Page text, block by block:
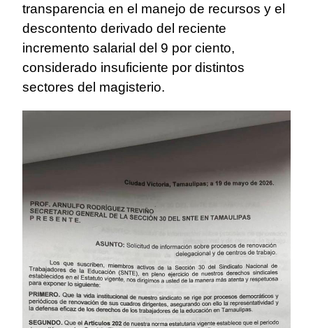
transparencia en el manejo de recursos y el
descontento derivado del reciente
incremento salarial del 9 por ciento,
considerado insuficiente por distintos
sectores del magisterio.